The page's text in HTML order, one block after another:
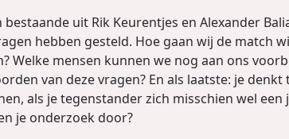
uit Rik Keurentjes en Alexander
hebben gesteld. Hoe gaan wij de match
Welke mensen kunnen we nog aan ons
van deze vragen? En als laatste: je
als je tegenstander zich misschien wel
je onderzoek door?